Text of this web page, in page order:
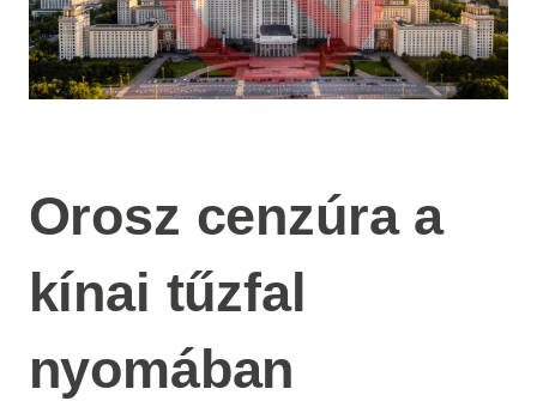
Orosz cenzúra a
kínai tűzfal
nyomában